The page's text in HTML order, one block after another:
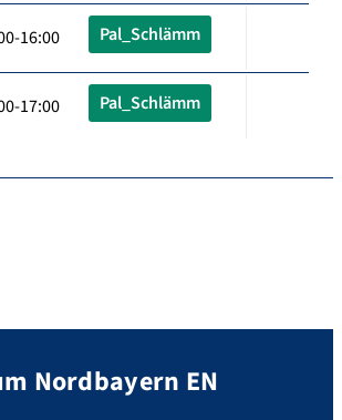
16:00 Pal_Schlämm
17:00 Pal_Schlämm
Nordbayern EN